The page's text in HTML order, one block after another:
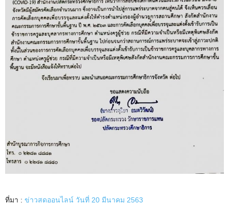
ที่มา : ข่าวสดออนไลน์ วันที่ 20 มีนาคม 2563